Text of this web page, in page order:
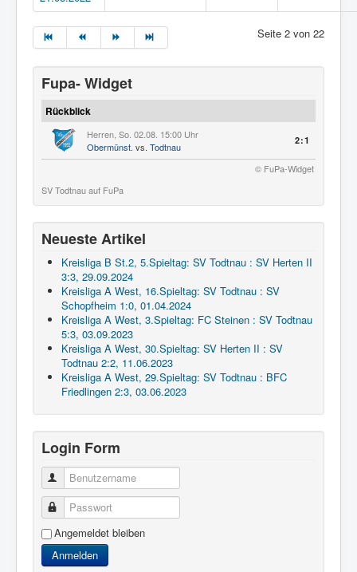
Seite 2 von 22
Fupa- Widget
Rückblick
Herren, So. 02.08. 15:00 Uhr
Obermünst. vs. Todtnau
2:1
© FuPa-Widget
SV Todtnau auf FuPa
Neueste Artikel
Kreisliga B St.2, 5.Spieltag: SV Todtnau : SV Herten II
3:3, 29.09.2024
Kreisliga A West, 16.Spieltag: SV Todtnau : SV
Schopfheim 1:0, 01.04.2024
Kreisliga A West, 3.Spieltag: FC Steinen : SV Todtnau
5:3, 03.09.2023
Kreisliga A West, 30.Spieltag: SV Herten II : SV
Todtnau 2:2, 11.06.2023
Kreisliga A West, 29.Spieltag: SV Todtnau : BFC
Friedlingen 2:3, 03.06.2023
Login Form
Benutzername
Passwort
Angemeldet bleiben
Anmelden